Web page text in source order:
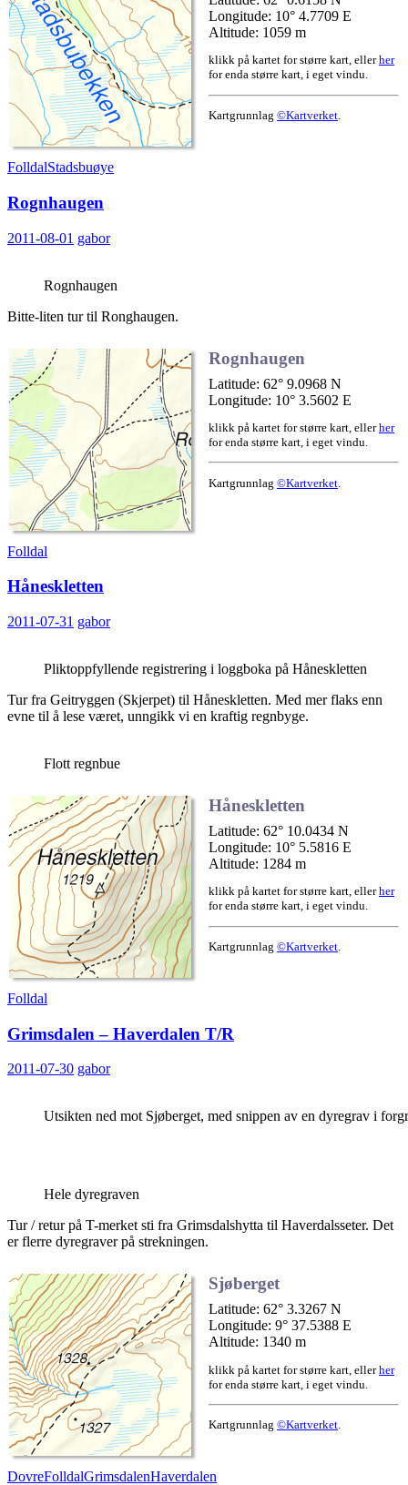
Longitude: 10° 4.7709 E
Altitude: 1059 m
klikk på kartet for større kart, ellerher
for enda større kart, i eget vindu.
Kartgrunnlag ©Kartverket.
FolldalStadsbuøye
Rognhaugen
2011-08-01 gabor
Rognhaugen
Bitte-liten tur til Ronghaugen.
Rognhaugen
Latitude: 62° 9.0968 N
Longitude: 10° 3.5602 E
klikk på kartet for større kart, ellerher
for enda større kart, i eget vindu.
Kartgrunnlag ©Kartverket
Folldal
Håneskletten
2011-07-31 gabor
Pliktoppfyllende registrering i loggboka på Håneskletten
Tur fra Geitryggen (Skjerpet) til Håneskletten. Med mer flaks enn
evne til å lese været, unngikk vi en kraftig regnbyge.
Flott regnbue
Håneskletten
Latitude: 62° 10.0434 N
Longitude: 10° 5.5816 E
Altitude: 1284 m
klikk på kartet for større kart, ellerher
for enda større kart, i eget vindu.
Kartgrunnlag ©Kartverket.
Folldal
Grimsdalen – Haverdalen T/R
2011-07-30 gabor
Utsikten ned mot Sjøberget, med snippen av en dyregrav i
Hele dyregraven
Tur / retur på T-merket sti fra Grimsdalshytta til Haverdalsseter. Det
er flerre dyregraver på strekningen.
Sjøberget
Latitude: 62° 3.3267 N
Longitude: 9° 37.5388 E
Altitude: 1340 m
klikk på kartet for større kart, ellerher
for enda større kart, i eget vindu.
Kartgrunnlag ©Kartverket.
DovreFolldalGrimsdalenHaverdalen